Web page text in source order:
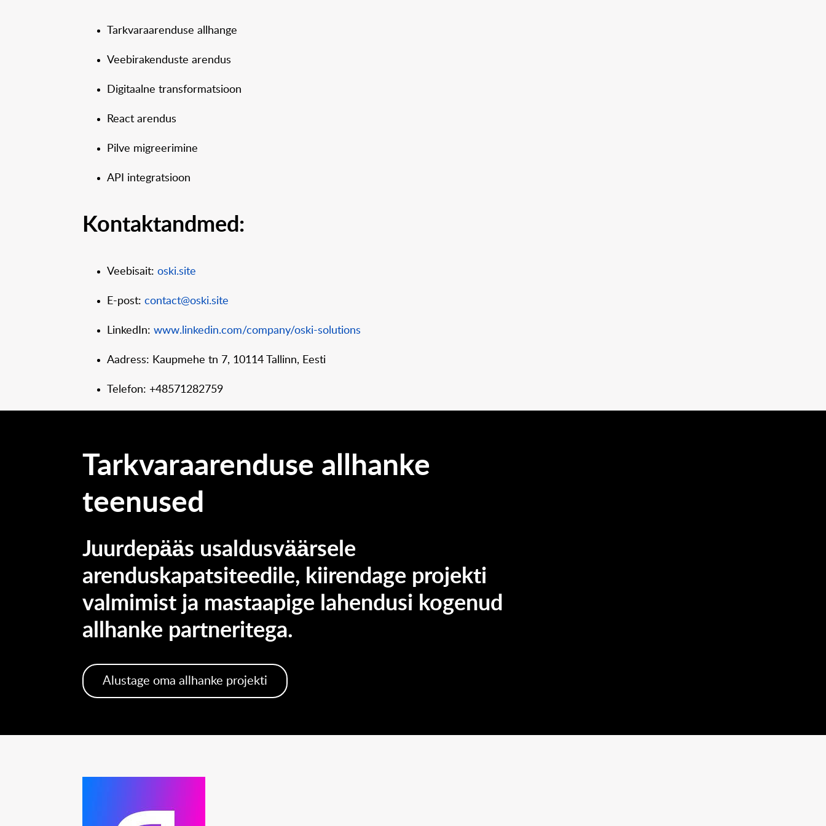
Tarkvaraarenduse allhange
Veebirakenduste arendus
Digitaalne transformatsioon
React arendus
Pilve migreerimine
API integratsioon
Kontaktandmed:
Veebisait:oski.site
E-post:contact@oski.site
LinkedIn:www.linkedin.com/company/oski-solutions
Aadress: Kaupmehe tn 7, 10114 Tallinn, Eesti
Telefon: +48571282759
Tarkvaraarenduse allhanke
teenused
Juurdepääs usaldusväärsele
arenduskapatsiteedile, kiirendage projekti
valmimist ja mastaapige lahendusi kogenud
allhanke partneritega.
Alustage oma allhanke projekti